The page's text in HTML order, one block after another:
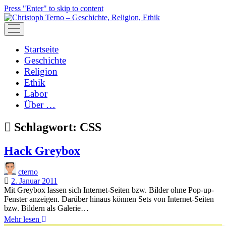
Press "Enter" to skip to content
open
menu
Startseite
Geschichte
Religion
Ethik
Labor
Über …
Schlagwort: CSS
Hack Greybox
cterno
2. Januar 2011
Mit Greybox lassen sich Internet-Seiten bzw. Bilder ohne Pop-up-
Fenster anzeigen. Darüber hinaus können Sets von Internet-Seiten
bzw. Bildern als Galerie…
Mehr lesen Hack